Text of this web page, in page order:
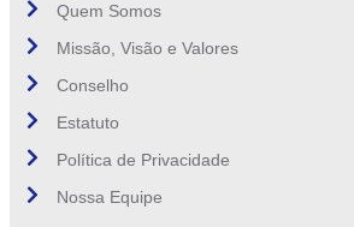
Quem Somos
Missão, Visão e Valores
Conselho
Estatuto
Política de Privacidade
Nossa Equipe